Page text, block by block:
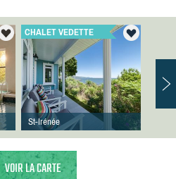
CHALET VEDETTE
St-Irénée
VOIR LA CARTE